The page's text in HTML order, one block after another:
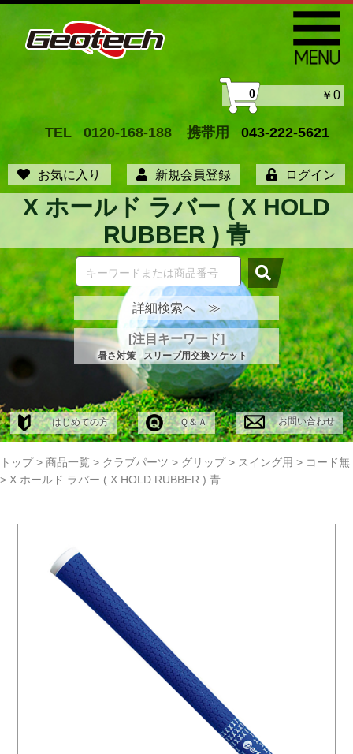
TEL 0120-168-188 携帯用 043-222-5621
お気に入り 新規会員登録 ログイン
0 ￥0
X ホールド ラバー ( X HOLD
RUBBER ) 青
詳細検索へ ≫
[注目キーワード]
暑さ対策 スリーブ用交換ソケット
はじめての方 Ｑ＆Ａ お問い合わせ
トップ > 商品一覧 > クラブパーツ > グリップ > スイング用 > コード無
> X ホールド ラバー ( X HOLD RUBBER ) 青